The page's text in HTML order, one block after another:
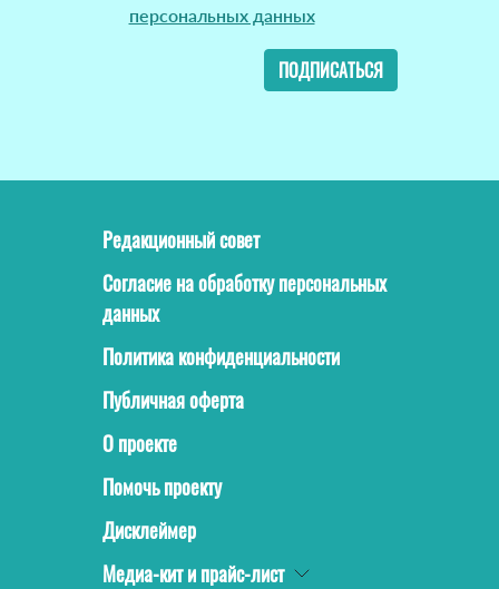
персональных данных
ПОДПИСАТЬСЯ
Редакционный совет
Согласие на обработку персональных
данных
Политика конфиденциальности
Публичная оферта
О проекте
Помочь проекту
Дисклеймер
Медиа-кит и прайс-лист